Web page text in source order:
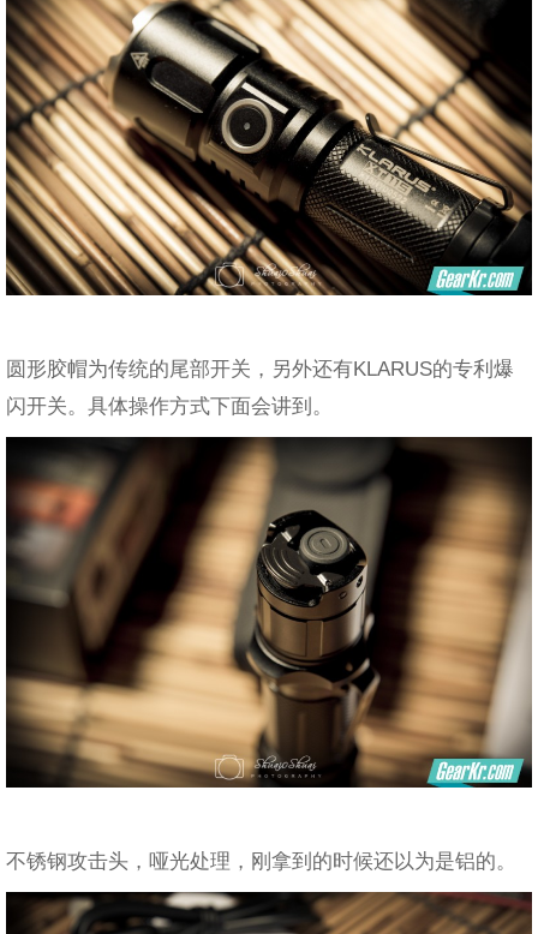
圆形胶帽为传统的尾部开关，另外还有KLARUS的专利爆
闪开关。具体操作方式下面会讲到。
不锈钢攻击头，哑光处理，刚拿到的时候还以为是铝的。